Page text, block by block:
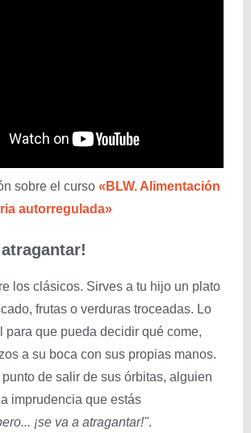
sobre el curso «BLW. Alimentación
autorregulada»
atragantar!
los clásicos. Sirves a tu hijo un plato
frutas o verduras troceadas. Lo
para que pueda decidir qué come,
a su boca con sus propias manos.
de salir de sus órbitas, alguien
imprudencia que estás
¡se va a atragantar!".